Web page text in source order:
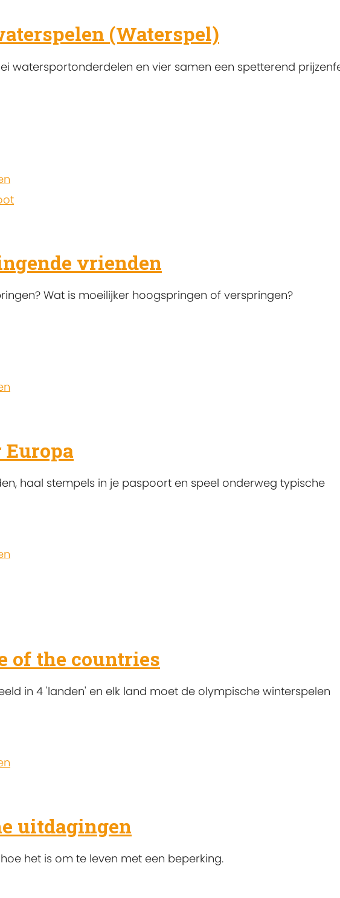
(Waterspel)
watersportonderdelen en vier samen een spetterend
vrienden
Wat is moeilijker hoogspringen of verspringen?
haal stempels in je paspoort en speel onderweg typische
of the countries
in 4 'landen' en elk land moet de olympische winterspelen
uitdagingen
het is om te leven met een beperking.